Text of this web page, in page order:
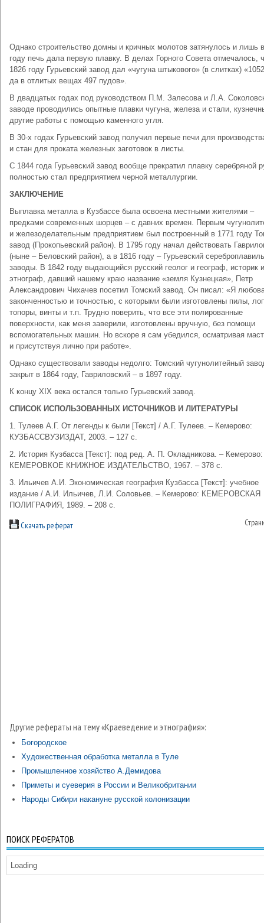
Однако строительство домны и кричных молотов затянулось и лишь
году печь дала первую плавку. В делах Горного Совета отмечалось,
1826 году Гурьевский завод дал «чугуна штыкового» (в слитках)
да в отлитых вещах 497 пудов».
В двадцатых годах под руководством П.М. Залесова и Л.А.
заводе проводились опытные плавки чугуна, железа и стали,
другие работы с помощью каменного угля.
В 30-х годах Гурьевский завод получил первые печи для
и стан для проката железных заготовок в листы.
С 1844 года Гурьевский завод вообще прекратил плавку серебряной
полностью стал предприятием черной металлургии.
ЗАКЛЮЧЕНИЕ
Выплавка металла в Кузбассе была освоена местными жителями –
предками современных шорцев – с давних времен. Первым
и железоделательным предприятием был построенный в 1771 году
завод (Прокопьевский район). В 1795 году начал действовать
(ныне – Беловский район), а в 1816 году – Гурьевский
заводы. В 1842 году выдающийся русский геолог и географ, историк и
этнограф, давший нашему краю название «земля Кузнецкая», Петр
Александрович Чихачев посетил Томский завод. Он писал: «Я
законченностью и точностью, с которыми были изготовлены пилы,
топоры, винты и т.п. Трудно поверить, что все эти полированные
поверхности, как меня заверили, изготовлены вручную, без помощи
вспомогательных машин. Но вскоре я сам убедился, осматривая
и присутствуя лично при работе».
Однако существовали заводы недолго: Томский чугунолитейный
закрыт в 1864 году, Гавриловский – в 1897 году.
К концу XIX века остался только Гурьевский завод.
СПИСОК ИСПОЛЬЗОВАННЫХ ИСТОЧНИКОВ И ЛИТЕРАТУРЫ
1. Тулеев А.Г. От легенды к были [Текст] / А.Г. Тулеев. – Кемерово:
КУЗБАССВУЗИЗДАТ, 2003. – 127 с.
2. История Кузбасса [Текст]: под ред. А. П. Окладникова. – Кемерово:
КЕМЕРОВКОЕ КНИЖНОЕ ИЗДАТЕЛЬСТВО, 1967. – 378 с.
3. Ильичев А.И. Экономическая география Кузбасса [Текст]: учебное
издание / А.И. Ильичев, Л.И. Соловьев. – Кемерово: КЕМЕРОВСКАЯ
ПОЛИГРАФИЯ, 1989. – 208 с.
Скачать реферат
Другие рефераты на тему «Краеведение и этнография»:
Богородское
Художественная обработка металла в Туле
Промышленное хозяйство А.Демидова
Приметы и суеверия в России и Великобритании
Народы Сибири накануне русской колонизации
ПОИСК РЕФЕРАТОВ
Loading